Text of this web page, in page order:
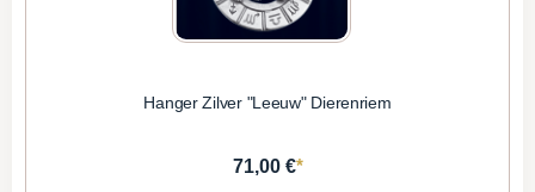
Hanger Zilver "Leeuw" Dierenriem
71,00 €*